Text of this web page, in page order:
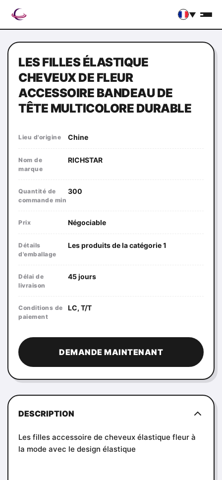
▼
LES FILLES ÉLASTIQUE
CHEVEUX DE FLEUR
ACCESSOIRE BANDEAU DE
TÊTE MULTICOLORE DURABLE
Lieu d'origine Chine
Nom de
marque
RICHSTAR
Quantité de
commande min
300
Prix Négociable
Détails
d'emballage
Les produits de la catégorie 1
Délai de
livraison
45 jours
Conditions de
paiement
LC, T/T
DEMANDE MAINTENANT
DESCRIPTION
Les filles accessoire de cheveux élastique fleur à
la mode avec le design élastique